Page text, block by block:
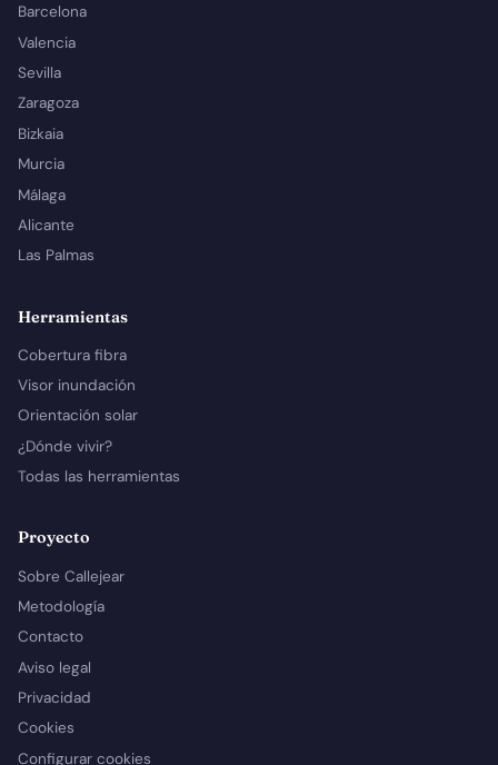
Barcelona
Valencia
Sevilla
Zaragoza
Bizkaia
Murcia
Málaga
Alicante
Las Palmas
Herramientas
Cobertura fibra
Visor inundación
Orientación solar
¿Dónde vivir?
Todas las herramientas
Proyecto
Sobre Callejear
Metodología
Contacto
Aviso legal
Privacidad
Cookies
Configurar cookies